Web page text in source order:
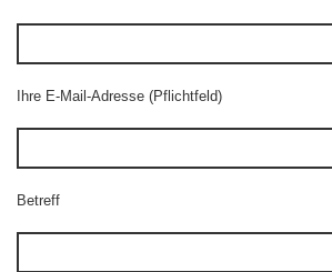
Ihre E-Mail-Adresse (Pflichtfeld)
Betreff